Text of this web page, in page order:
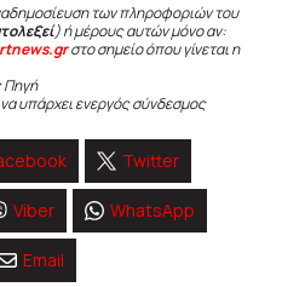
των πληροφοριών του
) ή μέρους αυτών μόνο αν:
στο σημείο όπου γίνεται η
Πηγή
υπάρχει ενεργός σύνδεσμος
Twitter
Viber WhatsApp
Email